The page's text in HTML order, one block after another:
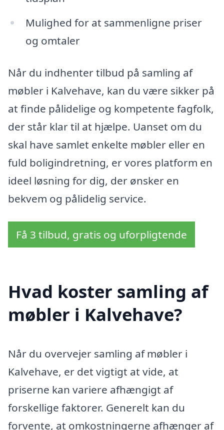
Mulighed for at sammenligne priser
og omtaler
Når du indhenter tilbud på samling af
møbler i Kalvehave, kan du være sikker på
at finde pålidelige og kompetente fagfolk,
der står klar til at hjælpe. Uanset om du
skal have samlet enkelte møbler eller en
fuld boligindretning, er vores platform en
ideel løsning for dig, der ønsker en
bekvem og pålidelig service.
Få 3 tilbud, gratis og uforpligtende
Hvad koster samling af
møbler i Kalvehave?
Når du overvejer samling af møbler i
Kalvehave, er det vigtigt at vide, at
priserne kan variere afhængigt af
forskellige faktorer. Generelt kan du
forvente, at omkostningerne afhænger af